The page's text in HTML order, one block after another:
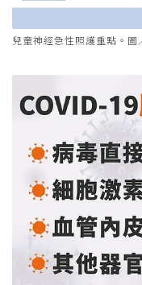
兒童神經急性照護重點。圖